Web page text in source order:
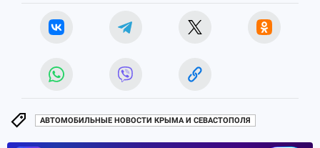
АВТОМОБИЛЬНЫЕ НОВОСТИ КРЫМА И СЕВАСТОПОЛЯ